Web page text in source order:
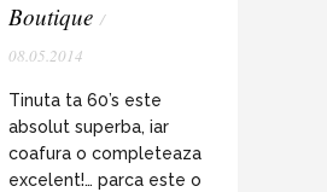
Boutique /
08.05.2014
Tinuta ta 60’s este
absolut superba, iar
coafura o completeaza
excelent!… parca este o